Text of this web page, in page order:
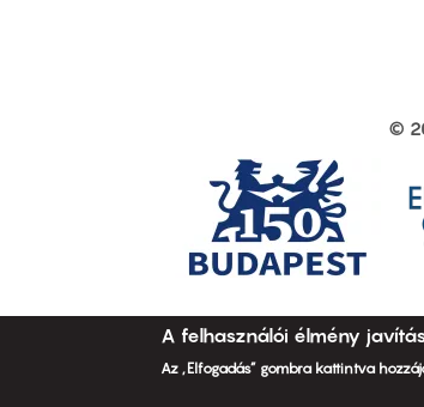
other
©
A felhasználói élmény
Az „Elfogadás” gombra kattintva